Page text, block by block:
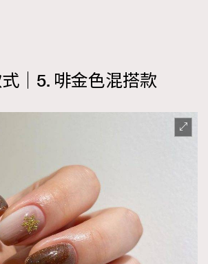
｜5. 啡金色混搭款